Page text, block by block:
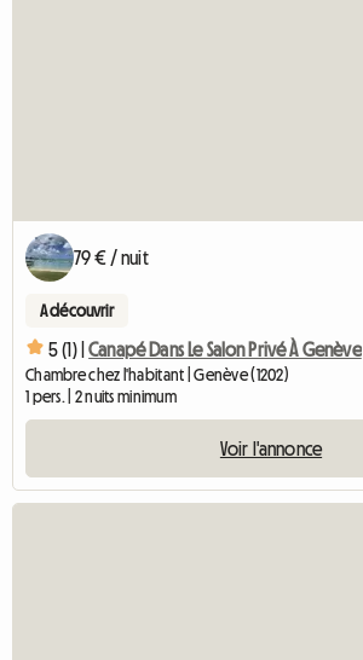
79 € / nuit
A découvrir
5 (1) | Canapé Dans Le Salon Privé À Genève
Chambre chez l'habitant | Genève (1202)
1 pers. | 2 nuits minimum
Voir l'annonce